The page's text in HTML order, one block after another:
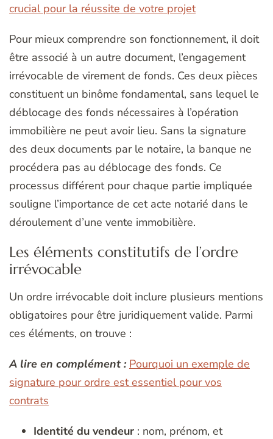
crucial pour la réussite de votre projet
Pour mieux comprendre son fonctionnement, il doit
être associé à un autre document, l’engagement
irrévocable de virement de fonds. Ces deux pièces
constituent un binôme fondamental, sans lequel le
déblocage des fonds nécessaires à l’opération
immobilière ne peut avoir lieu. Sans la signature
des deux documents par le notaire, la banque ne
procédera pas au déblocage des fonds. Ce
processus différent pour chaque partie impliquée
souligne l’importance de cet acte notarié dans le
déroulement d’une vente immobilière.
Les éléments constitutifs de l’ordre
irrévocable
Un ordre irrévocable doit inclure plusieurs mentions
obligatoires pour être juridiquement valide. Parmi
ces éléments, on trouve :
A lire en complément : Pourquoi un exemple de
signature pour ordre est essentiel pour vos
contrats
Identité du vendeur : nom, prénom, et